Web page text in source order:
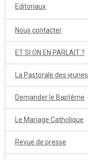
Editoriaux
Nous contacter
ET SI ON EN PARLAIT ?
La Pastorale des jeunes
Demander le Baptême
Le Mariage Catholique
Revue de presse